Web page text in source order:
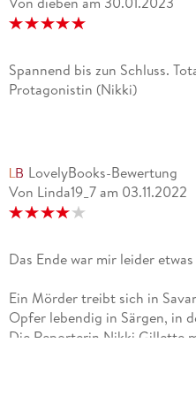
Spannend bis zun Schluss.
Protagonistin (Nikki)
LovelyBooks-Bewertung
Von Linda19_7 am 03.11.2022
Das Ende war mir leider
Ein Mörder treibt sich in
Opfer lebendig in Särgen, in
Die Reporterin Nikki Gillette